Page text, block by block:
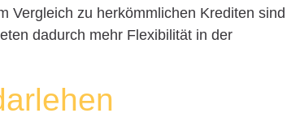
Vergleich zu herkömmlichen Krediten sind
dadurch mehr Flexibilität in der